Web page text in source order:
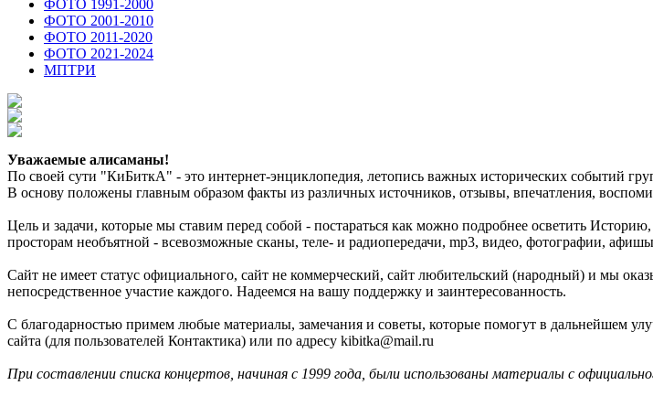
ФОТО 1991-2000
ФОТО 2001-2010
ФОТО 2011-2020
ФОТО 2021-2024
МПТРИ
Уважаемые алисаманы!
По своей сути "КиБиткА" - это интернет-энциклопедия, летопись важных исторических событий
В основу положены главным образом факты из различных источников, отзывы, впечатления,
Цель и задачи, которые мы ставим перед собой - постараться как можно подробнее осветить
просторам необъятной - всевозможные сканы, теле- и радиопередачи, mp3, видео, фотографии,
Сайт не имеет статус официального, сайт не коммерческий, сайт любительский (народный) и мы
непосредственное участие каждого. Надеемся на вашу поддержку и заинтересованность.
С благодарностью примем любые материалы, замечания и советы, которые помогут в дальнейшем
сайта (для пользователей Контактика) или по адресу kibitka@mail.ru
При составлении списка концертов, начиная с 1999 года, были использованы материалы с